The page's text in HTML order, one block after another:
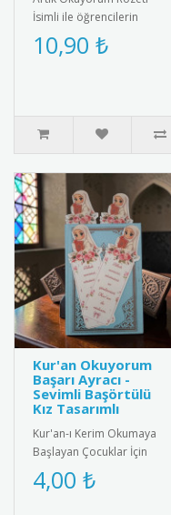
İsimli ile öğrencilerin
başarısını kişiselleştirin!
Özel isim baskılı tasarımı..
10,90 ₺
Kur'an Okuyorum
Başarı Ayracı -
Sevimli Başörtülü
Kız Tasarımlı
Kur'an-ı Kerim Okumaya
Başlayan Çocuklar İçin
Anlamlı Bir Hediye: Sevimli
Başörtülü Kız Tasarımlı Ku..
4,00 ₺